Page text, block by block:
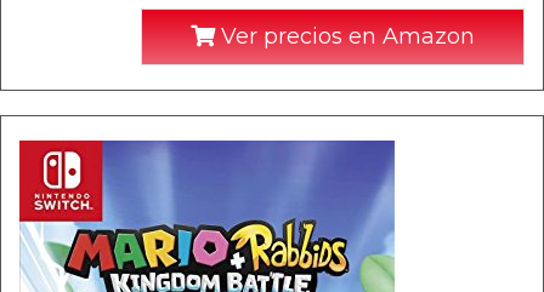
Ver precios en Amazon